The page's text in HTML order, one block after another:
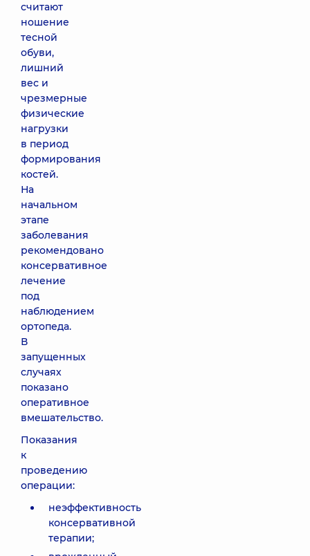
считают
ношение
тесной
обуви,
лишний
вес и
чрезмерные
физические
нагрузки
в период
формирования
костей.
На
начальном
этапе
заболевания
рекомендовано
консервативное
лечение
под
наблюдением
ортопеда.
В
запущенных
случаях
показано
оперативное
вмешательство.
Показания
к
проведению
операции:
неэффективность
консервативной
терапии;